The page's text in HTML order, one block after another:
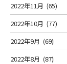
2022年11月 (65)
2022年10月 (77)
2022年9月 (69)
2022年8月 (87)